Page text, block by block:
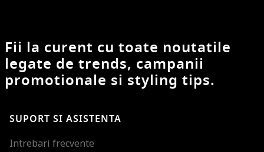
Fii la curent cu toate noutatile
legate de trends, campanii
promotionale si styling tips.
SUPORT SI ASISTENTA
Intrebari frecvente